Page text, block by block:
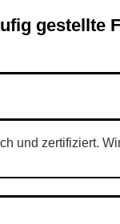
gestellte
und zertifiziert.